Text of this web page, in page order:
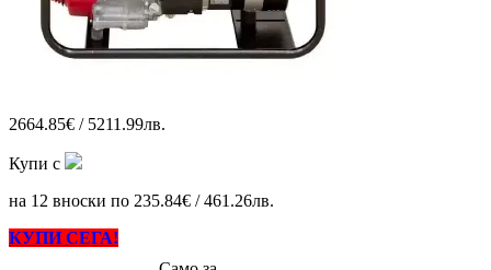
2664.85€ / 5211.99лв.
Купи с
на 12 вноски по 235.84€ / 461.26лв.
КУПИ СЕГА!